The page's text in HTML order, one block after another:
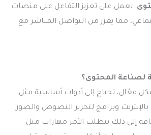
: تعمل على تعزيز التفاعل على منصات
مما يعزز من التواصل المباشر مع
لصناعة المحتوى؟
فعّال، تحتاج إلى أدوات أساسية مثل
وبرامج لتحرير النصوص والصور
إلى ذلك يتطلب الأمر مهارات مثل